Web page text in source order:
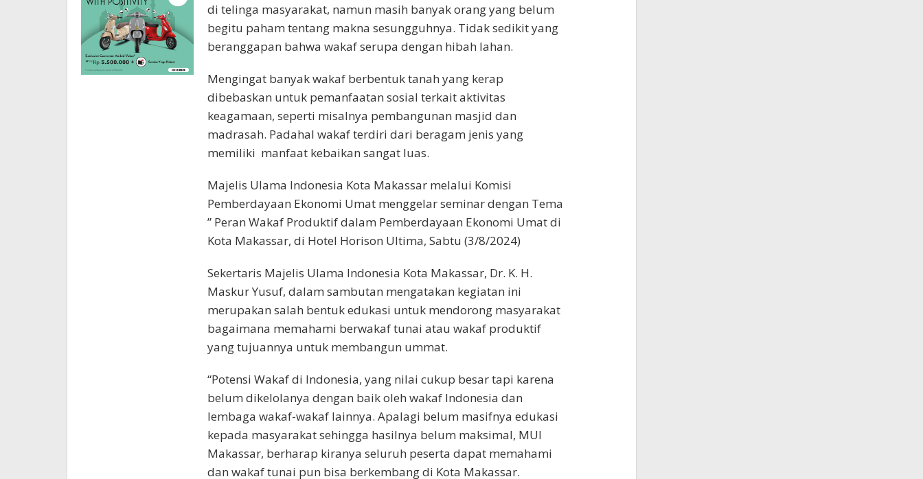
di telinga masyarakat, namun masih banyak orang yang belum
begitu paham tentang makna sesungguhnya. Tidak sedikit yang
beranggapan bahwa wakaf serupa dengan hibah lahan.
Mengingat banyak wakaf berbentuk tanah yang kerap
dibebaskan untuk pemanfaatan sosial terkait aktivitas
keagamaan, seperti misalnya pembangunan masjid dan
madrasah. Padahal wakaf terdiri dari beragam jenis yang
memiliki manfaat kebaikan sangat luas.
Majelis Ulama Indonesia Kota Makassar melalui Komisi
Pemberdayaan Ekonomi Umat menggelar seminar dengan Tema
” Peran Wakaf Produktif dalam Pemberdayaan Ekonomi Umat di
Kota Makassar, di Hotel Horison Ultima, Sabtu (3/8/2024)
Sekertaris Majelis Ulama Indonesia Kota Makassar, Dr. K. H.
Maskur Yusuf, dalam sambutan mengatakan kegiatan ini
merupakan salah bentuk edukasi untuk mendorong masyarakat
bagaimana memahami berwakaf tunai atau wakaf produktif
yang tujuannya untuk membangun ummat.
“Potensi Wakaf di Indonesia, yang nilai cukup besar tapi karena
belum dikelolanya dengan baik oleh wakaf Indonesia dan
lembaga wakaf-wakaf lainnya. Apalagi belum masifnya edukasi
kepada masyarakat sehingga hasilnya belum maksimal, MUI
Makassar, berharap kiranya seluruh peserta dapat memahami
dan wakaf tunai pun bisa berkembang di Kota Makassar.